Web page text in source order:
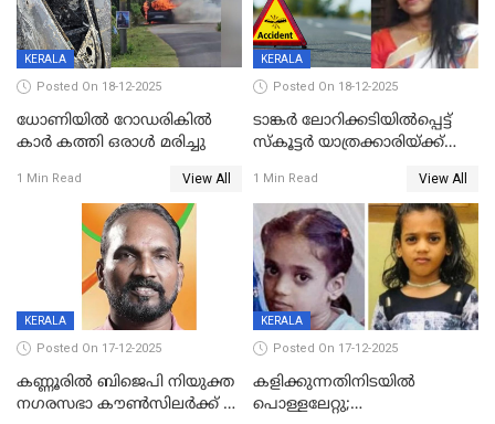
KERALA
Posted On 18-12-2025
ധോണിയിൽ റോഡരികിൽ
കാർ കത്തി ഒരാൾ മരിച്ചു
1 Min Read View All
KERALA
Posted On 18-12-2025
ടാങ്കർ ലോറിക്കടിയിൽപ്പെട്ട്
സ്കൂട്ടർ യാത്രക്കാരിയ്ക്ക്
കണ്ടോത്ത് ദേശീയ പാതയിൽ
1 Min Read View All
KERALA
Posted On 17-12-2025
കണ്ണൂരിൽ ബിജെപി നിയുക്ത
നഗരസഭാ കൗൺസിലർക്ക് 36
KERALA
Posted On 17-12-2025
കളിക്കുന്നതിനിടയിൽ
പൊള്ളലേറ്റു;